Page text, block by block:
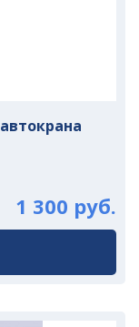
1 300 руб.